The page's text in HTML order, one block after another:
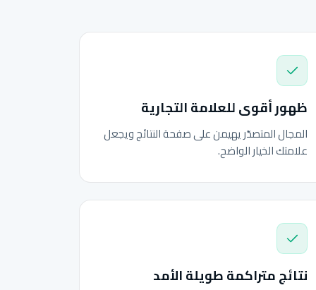
ظهور أقوى للعلامة التجارية
المجال المتصدّر يهيمن على صفحة النتائج ويجعل
علامتك الخيار الواضح.
نتائج متراكمة طويلة الأمد